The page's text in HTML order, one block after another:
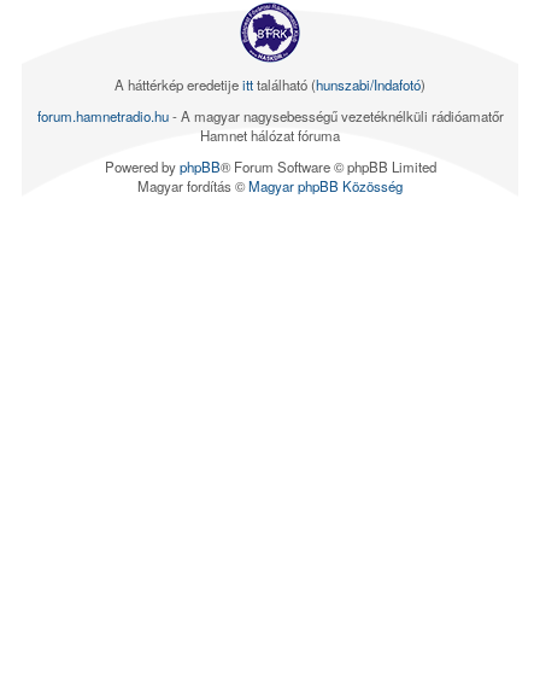
A háttérkép eredetijeitttalálható (hunszabi/Indafotó)
forum.hamnetradio.hu- A magyar nagysebességű vezetéknélküli rádióamatőr
Hamnet hálózat fóruma
Powered byphpBB® Forum Software © phpBB Limited
Magyar fordítás ©Magyar phpBB Közösség